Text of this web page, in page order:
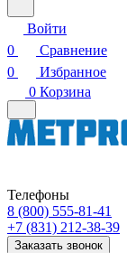
Войти
0
Сравнение
0
Избранное
0 Корзина
Телефоны
8 (800) 555-81-41
+7 (831) 212-38-39
Заказать звонок